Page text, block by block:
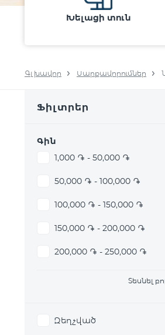
Խելացի տուն
Գլխավոր Սարքավորումներ
Ֆիլտրեր
Գին
1,000 ֏ - 50,000 ֏
50,000 ֏ - 100,000 ֏
100,000 ֏ - 150,000 ֏
150,000 ֏ - 200,000 ֏
200,000 ֏ - 250,000 ֏
Տեսնել
Զեղչված